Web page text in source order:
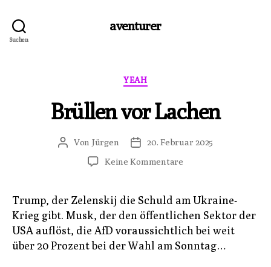
Suchen
aventurer
Kategorien
YEAH
Brüllen vor Lachen
Beitragsautor
Von Jürgen Veröffentlichungsdatum
20. Februar 2025
Keine Kommentarezu
Lachen
Trump, der Zelenskij die Schuld am Ukraine-
Krieg gibt. Musk, der den öffentlichen Sektor der
USA auflöst, die AfD voraussichtlich bei weit
über 20 Prozent bei der Wahl am Sonntag…